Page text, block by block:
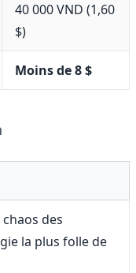
40 000 VND (1,60
$)
Moins de 8 $
des
la plus folle de